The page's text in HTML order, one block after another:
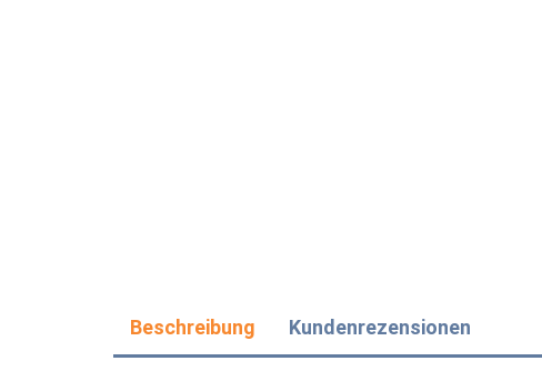
Beschreibung Kundenrezensionen